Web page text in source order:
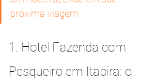
próxima viagem
1. Hotel Fazenda com
Pesqueiro em Itapira: o